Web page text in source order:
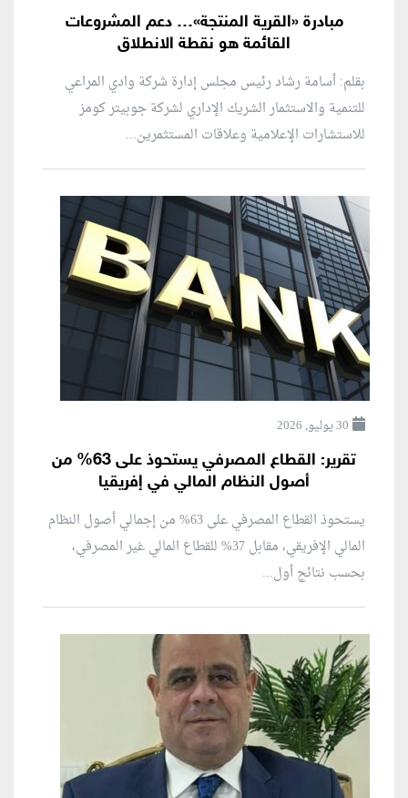
مبادرة «القرية المنتجة»… دعم المشروعات
القائمة هو نقطة الانطلاق
بقلم: أسامة رشاد رئيس مجلس إدارة شركة وادي المراعي
للتنمية والاستثمار الشريك الإداري لشركة جوبيتر كومز
للاستشارات الإعلامية وعلاقات المستثمرين...
30 يوليو, 2026
تقرير: القطاع المصرفي يستحوذ على 63% من
أصول النظام المالي في إفريقيا
يستحوذ القطاع المصرفي على 63% من إجمالي أصول النظام
المالي الإفريقي، مقابل 37% للقطاع المالي غير المصرفي،
بحسب نتائج أول...